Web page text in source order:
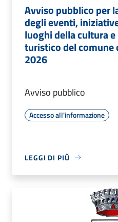
Avviso pubblico per
degli eventi,
luoghi della cultura
turistico del comune
2026
Avviso pubblico
Accesso all'informazione
LEGGI DI PIÙ